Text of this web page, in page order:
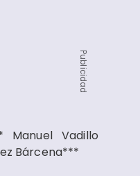
Publicidad
Manuel Vadillo
Bárcena***